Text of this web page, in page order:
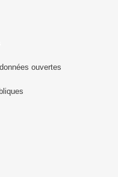
ouvertes